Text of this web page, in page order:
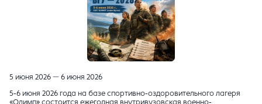
5 июня 2026 — 6 июня 2026
5-6 июня 2026 года на базе спортивно-оздоровительного лагеря